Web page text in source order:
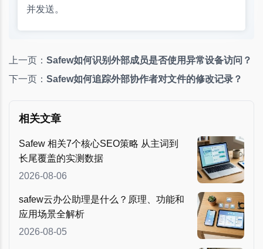
并发送。
上一页： Safew如何识别外部成员是否使用异常设备访问？
下一页： Safew如何追踪外部协作者对文件的修改记录？
相关文章
Safew 相关7个核心SEO策略 从主词到
长尾覆盖的实测数据
2026-08-06
safew云办公助理是什么？原理、功能和
应用场景全解析
2026-08-05